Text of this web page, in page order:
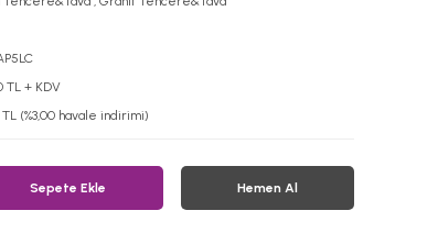
TL + KDV
TL (%3,00 havale indirimi)
Sepete Ekle Hemen Al